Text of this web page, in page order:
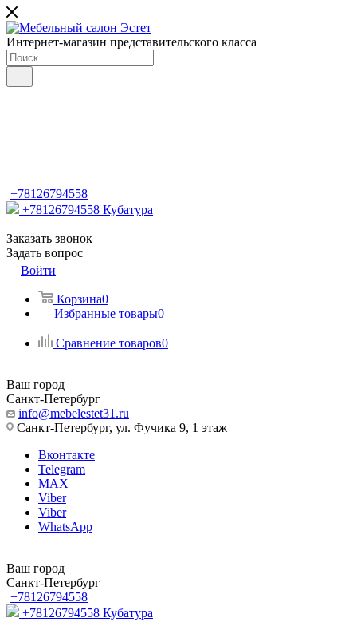
Интернет-магазин представительского класса
+78126794558
+78126794558 Кубатура
Заказать звонок
Задать вопрос
Войти
Корзина0
Избранные товары0
Сравнение товаров0
Ваш город
Санкт-Петербург
info@mebelestet31.ru
Санкт-Петербург, ул. Фучика 9, 1 этаж
Вконтакте
Telegram
MAX
Viber
Viber
WhatsApp
Ваш город
Санкт-Петербург
+78126794558
+78126794558 Кубатура